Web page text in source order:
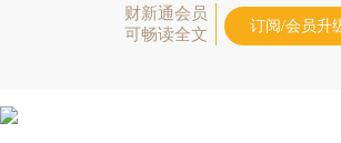
财新通会员
可畅读全文
订阅/会员升